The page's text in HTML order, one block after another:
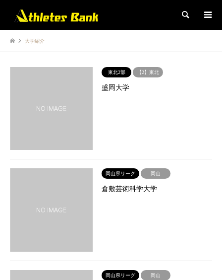
検索
大学紹介
東北2部 【2】東北
盛岡大学
岡山県リーグ 岡山
倉敷芸術科学大学
岡山県リーグ 岡山